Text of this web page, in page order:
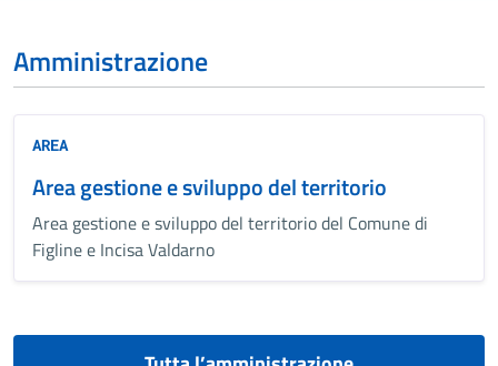
Amministrazione
AREA
Area gestione e sviluppo del territorio
Area gestione e sviluppo del territorio del Comune di
Figline e Incisa Valdarno